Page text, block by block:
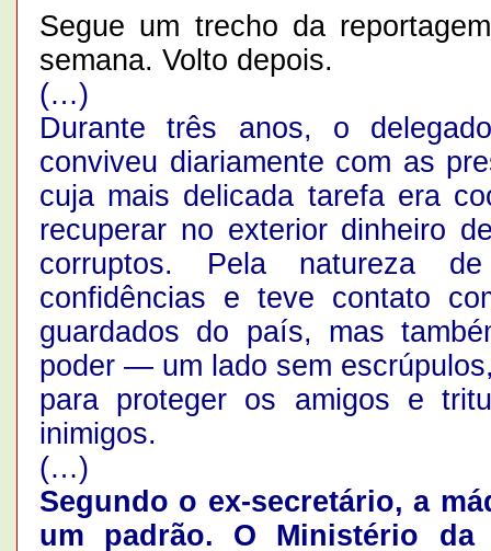
Segue um trecho da
semana. Volto depois.
(…)
Durante três anos, o
conviveu diariamente com as
cuja mais delicada tarefa era
recuperar no exterior dinheiro
corruptos. Pela natureza
confidências e teve contato
guardados do país, mas
poder — um lado sem
para proteger os amigos e
inimigos.
(…)
Segundo o ex-secretário, a
um padrão. O Ministério da